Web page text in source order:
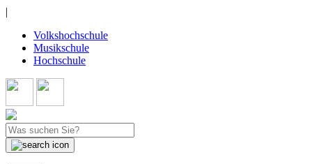
|
Volkshochschule
Musikschule
Hochschule